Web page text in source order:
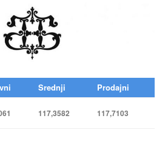
Srednji Prodajni
117,3582 117,7103